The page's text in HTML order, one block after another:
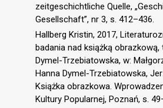
zeitgeschichtliche Quelle,
Gesellschaft”, nr 3, s. 412–436.
Hallberg Kristin, 2017,
badania nad książką obrazkową,
Dymel-Trzebiatowska, w:
Hanna Dymel-Trzebiatowska,
Książka obrazkowa.
Kultury Popularnej, Poznań, s.